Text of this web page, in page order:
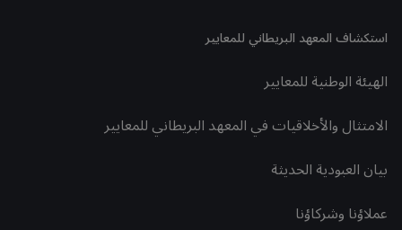
استكشاف المعهد البريطاني للمعايير
الهيئة الوطنية للمعايير
الامتثال والأخلاقيات في المعهد البريطاني للمعايير
بيان العبودية الحديثة
عملاؤنا وشركاؤنا